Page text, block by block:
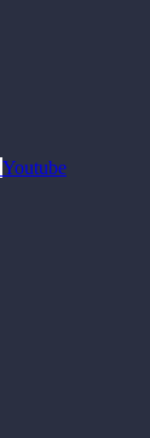
Youtube